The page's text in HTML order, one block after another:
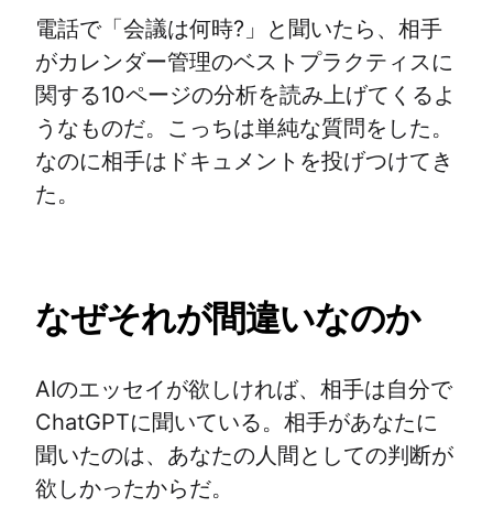
電話で「会議は何時?」と聞いたら、相手
がカレンダー管理のベストプラクティスに
関する10ページの分析を読み上げてくるよ
うなものだ。こっちは単純な質問をした。
なのに相手はドキュメントを投げつけてき
た。
なぜそれが間違いなのか
AIのエッセイが欲しければ、相手は自分で
ChatGPTに聞いている。相手があなたに
聞いたのは、あなたの人間としての判断が
欲しかったからだ。